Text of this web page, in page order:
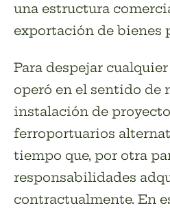
una estructura
exportación de bienes
Para despejar
operó en el sentido de
instalación de
ferroportuarios
tiempo que, por otra
responsabilidades
contractualmente. En